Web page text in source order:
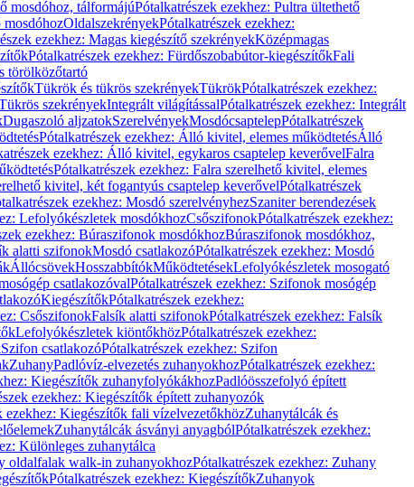
mosdóhoz, tálformájúPótalkatrészek ezekhez: Pultra ültethető
mosdóhozOldalszekrényekPótalkatrészek ezekhez:
ezekhez: Magas kiegészítő szekrényekKözépmagas
Pótalkatrészek ezekhez: Fürdőszobabútor-kiegészítőkFali
törölközőtartó
Tükrök és tükrös szekrényekTükrökPótalkatrészek ezekhez:
szekrényekIntegrált világítássalPótalkatrészek ezekhez: Integrált
Dugaszoló aljzatokSzerelvényekMosdócsaptelepPótalkatrészek
Pótalkatrészek ezekhez: Álló kivitel, elemes működtetésÁlló
ezekhez: Álló kivitel, egykaros csaptelep keverővelFalra
Pótalkatrészek ezekhez: Falra szerelhető kivitel, elemes
kivitel, két fogantyús csaptelep keverővelPótalkatrészek
ezekhez: Mosdó szerelvényhezSzaniter berendezések
Lefolyókészletek mosdókhozCsőszifonokPótalkatrészek ezekhez:
ezekhez: Búraszifonok mosdókhozBúraszifonok mosdókhoz,
alatti szifonokMosdó csatlakozóPótalkatrészek ezekhez: Mosdó
ÁllócsövekHosszabbítókMűködtetésekLefolyókészletek mosogató
csatlakozóvalPótalkatrészek ezekhez: Szifonok mosógép
KiegészítőkPótalkatrészek ezekhez:
CsőszifonokFalsík alatti szifonokPótalkatrészek ezekhez: Falsík
Lefolyókészletek kiöntőkhözPótalkatrészek ezekhez:
Szifon csatlakozóPótalkatrészek ezekhez: Szifon
ZuhanyPadlóvíz-elvezetés zuhanyokhozPótalkatrészek ezekhez:
Kiegészítők zuhanyfolyókákhozPadlóösszefolyó épített
ezekhez: Kiegészítők épített zuhanyozók
ezekhez: Kiegészítők fali vízelvezetőkhözZuhanytálcák és
Zuhanytálcák ásványi anyagbólPótalkatrészek ezekhez:
Különleges zuhanytálca
oldalfalak walk-in zuhanyokhozPótalkatrészek ezekhez: Zuhany
Pótalkatrészek ezekhez: KiegészítőkZuhanyok